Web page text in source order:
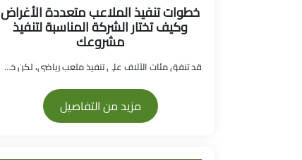
خطوات تنفيذ الملاعب متعددة الأغراض
وكيف تختار الشركة المناسبة لتنفيذ
مشروعك
قد تنفق مئات الآلاف على تنفيذ ملعب رياضي، لكن خطأ...
مزيد من التفاصيل